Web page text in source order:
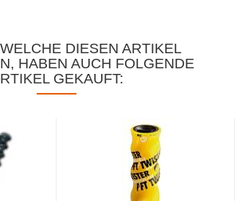
DIESEN ARTIKEL
HABEN AUCH FOLGENDE
GEKAUFT: